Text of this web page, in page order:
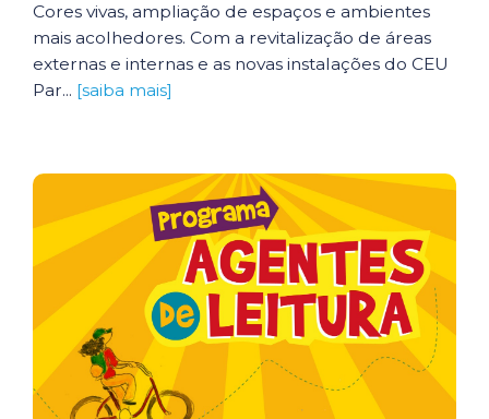
Cores vivas, ampliação de espaços e ambientes
mais acolhedores. Com a revitalização de áreas
externas e internas e as novas instalações do CEU
Par... [saiba mais]